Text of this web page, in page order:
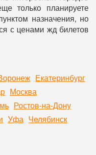
только планируете
назначения, но
с ценами жд билетов
Екатеринбург
Москва
Ростов-на-Дону
Уфа Челябинск